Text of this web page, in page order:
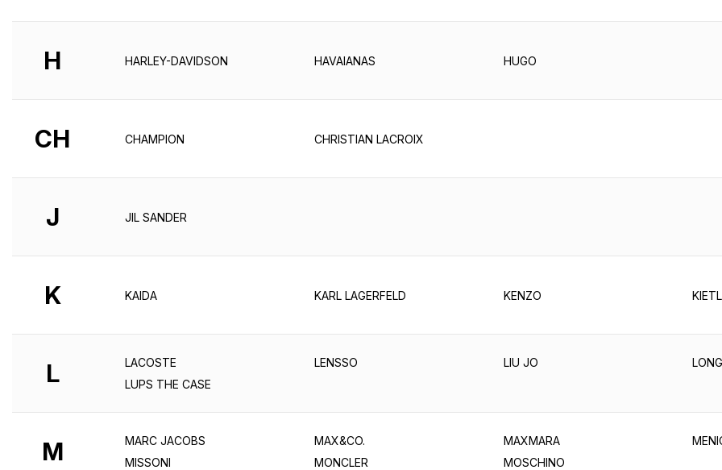
H HARLEY-DAVIDSON HAVAIANAS HUGO
CH CHAMPION CHRISTIAN LACROIX
J JIL SANDER
K KAIDA KARL LAGERFELD KENZO
L LACOSTE LENSSO LIU JO
LUPS THE CASE
M MARC JACOBS MAX&CO. MAXMARA
MISSONI
MONCLER MOSCHINO